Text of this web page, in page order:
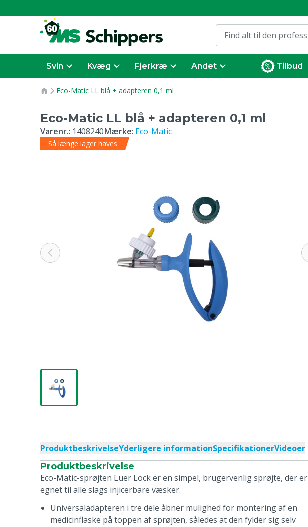
Svin Kvæg Fjerkræ Andet Tilbud
Eco-Matic LL blå + adapteren 0,1 ml
Eco-Matic LL blå + adapteren 0,1 ml
Varenr.: 1408240Mærke: Eco-Matic
Så længe lager haves
ProduktbeskrivelseYderligere informationSpecifikationerVideoer
Produktbeskrivelse
Eco-Matic-sprøjten Luer Lock er en simpel, brugervenlig sprøjte, der er
egnet til alle slags injicerbare væsker.
Universaladapteren i tre dele åbner mulighed for montering af en
medicinflaske på toppen af sprøjten, således at den fylder sig selv